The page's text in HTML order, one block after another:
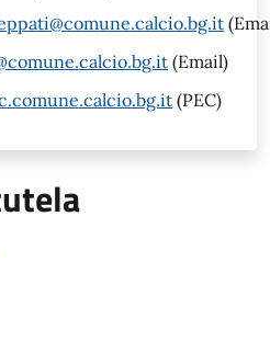
(Email)
(PEC)